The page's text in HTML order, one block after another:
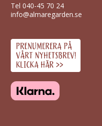
Tel040-45 70 24
info@almaregarden.se